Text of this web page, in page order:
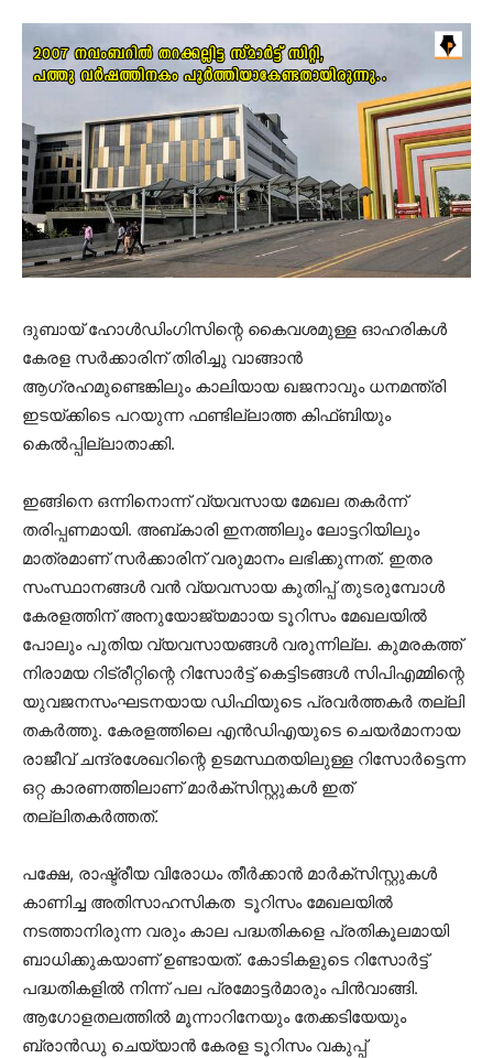
ദുബായ് ഹോള്‍ഡിംഗിസിന്റെ കൈവശമുള്ള ഓഹരികള്‍
കേരള സര്‍ക്കാരിന് തിരിച്ചു വാങ്ങാന്‍
ആഗ്രഹമുണ്ടെങ്കിലും കാലിയായ ഖജനാവും ധനമന്ത്രി
ഇടയ്ക്കിടെ പറയുന്ന ഫണ്ടില്ലാത്ത കിഫ്ബിയും
കെല്‍പ്പില്ലാതാക്കി.
ഇങ്ങിനെ ഒന്നിനൊന്ന് വ്യവസായ മേഖല തകര്‍ന്ന്
തരിപ്പണമായി. അബ്കാരി ഇനത്തിലും ലോട്ടറിയിലും
മാത്രമാണ് സര്‍ക്കാരിന് വരുമാനം ലഭിക്കുന്നത്. ഇതര
സംസ്ഥാനങ്ങള്‍ വന്‍ വ്യവസായ കുതിപ്പ് തുടരുമ്പോള്‍
കേരളത്തിന് അനുയോജ്യമാായ ടൂറിസം മേഖലയില്‍
പോലും പുതിയ വ്യവസായങ്ങള്‍ വരുന്നില്ല. കുമരകത്ത്
നിരാമയ റിട്രീറ്റിന്റെ റിസോര്‍ട്ട് കെട്ടിടങ്ങള്‍ സിപിഎമ്മിന്റെ
യുവജനസംഘടനയായ ഡിഫിയുടെ പ്രവര്‍ത്തകര്‍ തല്ലി
തകര്‍ത്തു. കേരളത്തിലെ എന്‍ഡിഎയുടെ ചെയര്‍മാനായ
രാജീവ് ചന്ദ്രശേഖറിന്റെ ഉടമസ്ഥതയിലുള്ള റിസോര്‍ട്ടെന്ന
ഒറ്റ കാരണത്തിലാണ് മാർക്സിസ്റ്റുകൾ ഇത്
തല്ലിതകര്‍ത്തത്.
പക്ഷേ, രാഷ്ട്രീയ വിരോധം തീര്‍ക്കാന്‍ മാർക്സിസ്റ്റുകൾ
കാണിച്ച അതിസാഹസികത ടൂറിസം മേഖലയില്‍
നടത്താനിരുന്ന വരും കാല പദ്ധതികളെ പ്രതികൂലമായി
ബാധിക്കുകയാണ് ഉണ്ടായത്. കോടികളുടെ റിസോര്‍ട്ട്
പദ്ധതികളില്‍ നിന്ന് പല പ്രമോട്ടര്‍മാരും പിന്‍വാങ്ങി.
ആഗോളതലത്തില്‍ മൂന്നാറിനേയും തേക്കടിയേയും
ബ്രാന്‍ഡു ചെയ്യാന്‍ കേരള ടൂറിസം വകുപ്പ്